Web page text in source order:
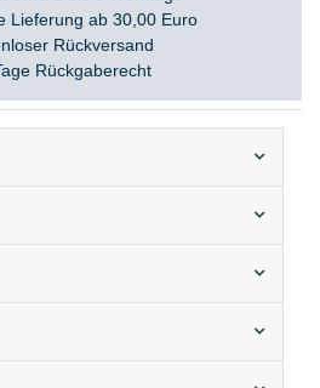
Lieferung ab 30,00 Euro
Rückversand
Rückgaberecht